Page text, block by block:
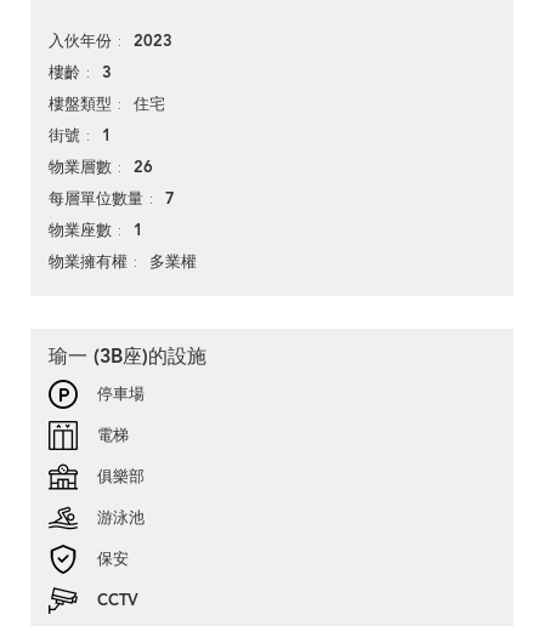
入伙年份 2023
樓齡 3
樓盤類型 住宅
街號 1
物業層數 26
每層單位數量 7
物業座數 1
物業擁有權 多業權
瑜一 (3B座)的設施
停車場
電梯
俱樂部
游泳池
保安
CCTV